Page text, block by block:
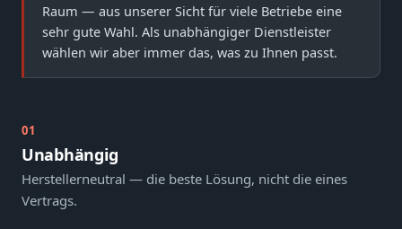
Raum — aus unserer Sicht für viele Betriebe eine
sehr gute Wahl. Als unabhängiger Dienstleister
wählen wir aber immer das, was zu Ihnen passt.
01
Unabhängig
Herstellerneutral — die beste Lösung, nicht die eines
Vertrags.